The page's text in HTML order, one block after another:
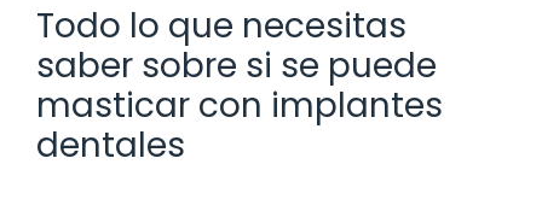
Todo lo que necesitas
saber sobre si se puede
masticar con implantes
dentales